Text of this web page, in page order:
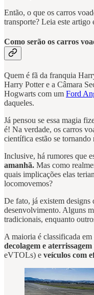
Então, o que os carros
transporte? Leia este artigo
Como serão os carros
Quem é fã da franquia
Harry Potter e a Câmara
Hogwarts com um Ford
daqueles.
Já pensou se essa magia
é! Na verdade, os carros
científica estão se tornando
Inclusive, há rumores que
amanhã. Mas como
quais implicações elas
locomovemos?
De fato, já existem designs
desenvolvimento. Alguns
tradicionais, enquanto
A maioria é classificada em
decolagem e
eVTOLs) e veículos com